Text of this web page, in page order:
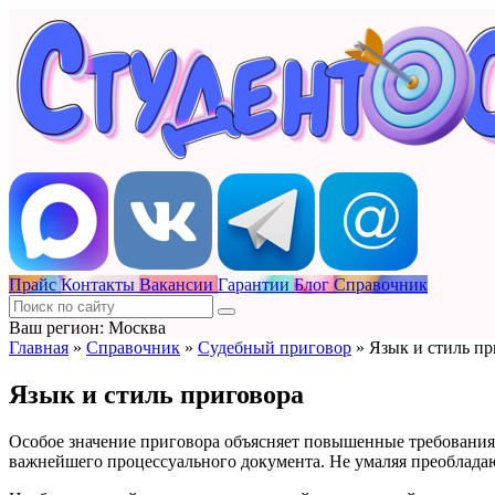
Прайс Контакты Вакансии Гарантии Блог Справочник
Ваш регион: Москва
Главная » Справочник » Судебный приговор » Язык и стиль
Язык и стиль приговора
Особое значение приговора объясняет повышенные
важнейшего процессуального документа. Не умаляя